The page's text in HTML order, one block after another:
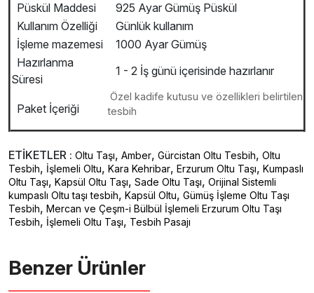
Püskül Maddesi
925 Ayar Gümüş Püskül
Kullanım Özelliği
Günlük kullanım
İşleme mazemesi
1000 Ayar Gümüş
Hazırlanma
Süresi
1 - 2 İş günü içerisinde hazırlanır
Paket İçeriği
Özel kadife kutusu ve özellikleri belirtilen
tesbih
ETİKETLER : Oltu Taşı, Amber, Gürcistan Oltu Tesbih, Oltu
Tesbih, İşlemeli Oltu, Kara Kehribar, Erzurum Oltu Taşı, Kumpaslı
Oltu Taşı, Kapsül Oltu Taşı, Sade Oltu Taşı, Orijinal Sistemli
kumpaslı Oltu taşı tesbih, Kapsül Oltu, Gümüş İşleme Oltu Taşı
Tesbih, Mercan ve Çeşm-i Bülbül İşlemeli Erzurum Oltu Taşı
Tesbih, İşlemeli Oltu Taşı, Tesbih Pasajı
Benzer Ürünler ️